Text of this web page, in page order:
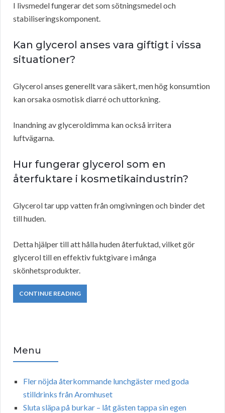
I livsmedel fungerar det som sötningsmedel och
stabiliseringskomponent.
Kan glycerol anses vara giftigt i vissa
situationer?
Glycerol anses generellt vara säkert, men hög konsumtion
kan orsaka osmotisk diarré och uttorkning.
Inandning av glyceroldimma kan också irritera
luftvägarna.
Hur fungerar glycerol som en
återfuktare i kosmetikaindustrin?
Glycerol tar upp vatten från omgivningen och binder det
till huden.
Detta hjälper till att hålla huden återfuktad, vilket gör
glycerol till en effektiv fuktgivare i många
skönhetsprodukter.
CONTINUE READING
Menu
Fler nöjda återkommande lunchgäster med goda
stilldrinks från Aromhuset
Sluta släpa på burkar – låt gästen tappa sin egen